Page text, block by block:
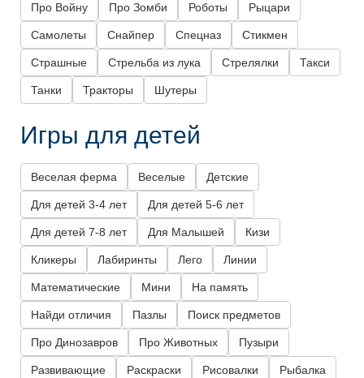
Про Войну Про Зомби Роботы Рыцари
Самолеты Снайпер Спецназ Стикмен
Страшные Стрельба из лука Стрелялки Такси
Танки Тракторы Шутеры
Игры для детей
Веселая ферма Веселые Детские
Для детей 3-4 лет Для детей 5-6 лет
Для детей 7-8 лет Для Малышей Кизи
Кликеры Лабиринты Лего Линии
Математические Мини На память
Найди отличия Пазлы Поиск предметов
Про Динозавров Про Животных Пузыри
Развивающие Раскраски Рисовалки Рыбалка